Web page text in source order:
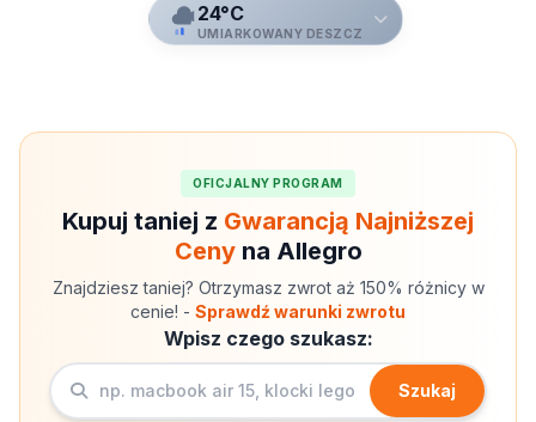
24°C
UMIARKOWANY DESZCZ
OFICJALNY PROGRAM
Kupuj taniej z Gwarancją Najniższej
Cenyna Allegro
Znajdziesz taniej? Otrzymasz zwrot aż 150% różnicy w
cenie! - Sprawdź warunki zwrotu
Wpisz czego szukasz:
Szukaj